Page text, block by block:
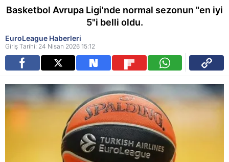
Basketbol Avrupa Ligi'nde normal sezonun "en iyi
5"i belli oldu.
EuroLeague Haberleri
Giriş Tarihi: 24 Nisan 2026 15:12